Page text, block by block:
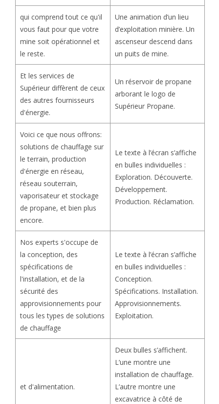
qui comprend tout ce qu'il
vous faut pour que votre
mine soit opérationnel et
le reste.
Une animation d’un lieu
d’exploitation minière. Un
ascenseur descend dans
un puits de mine.
Et les services de
Supérieur diffèrent de ceux
des autres fournisseurs
d'énergie.
Un réservoir de propane
arborant le logo de
Supérieur Propane.
Voici ce que nous offrons:
solutions de chauffage sur
le terrain, production
d'énergie en réseau,
réseau souterrain,
vaporisateur et stockage
de propane, et bien plus
encore.
Le texte à l’écran s’affiche
en bulles individuelles :
Exploration. Découverte.
Développement.
Production. Réclamation.
Nos experts s'occupe de
la conception, des
spécifications de
l'installation, et de la
sécurité des
approvisionnements pour
tous les types de solutions
de chauffage
Le texte à l’écran s’affiche
en bulles individuelles :
Conception.
Spécifications. Installation.
Approvisionnements.
Exploitation.
et d'alimentation.
Deux bulles s’affichent.
L’une montre une
installation de chauffage.
L’autre montre une
excavatrice à côté de